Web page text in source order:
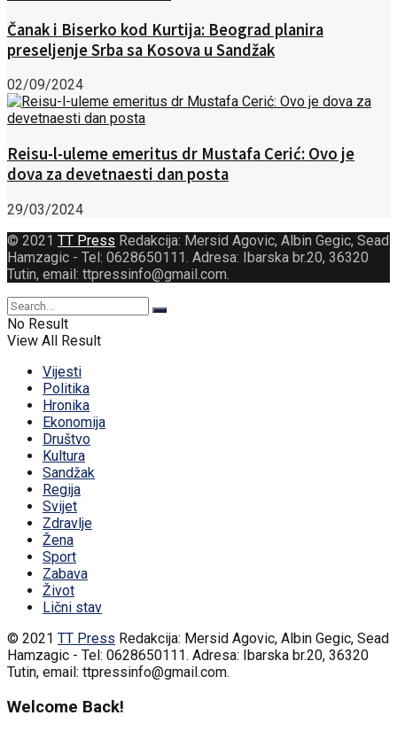
Čanak i Biserko kod Kurtija: Beograd planira
preseljenje Srba sa Kosova u Sandžak
02/09/2024
Reisu-l-uleme emeritus dr Mustafa Cerić: Ovo je
dova za devetnaesti dan posta
29/03/2024
© 2021 TT Press Redakcija: Mersid Agovic, Albin Gegic, Sead
Hamzagic - Tel: 0628650111. Adresa: Ibarska br.20, 36320
Tutin, email: ttpressinfo@gmail.com.
No Result
View All Result
Vijesti
Politika
Hronika
Ekonomija
Društvo
Kultura
Sandžak
Regija
Svijet
Zdravlje
Žena
Sport
Zabava
Život
Lični stav
© 2021 TT Press Redakcija: Mersid Agovic, Albin Gegic, Sead
Hamzagic - Tel: 0628650111. Adresa: Ibarska br.20, 36320
Tutin, email: ttpressinfo@gmail.com.
Welcome Back!